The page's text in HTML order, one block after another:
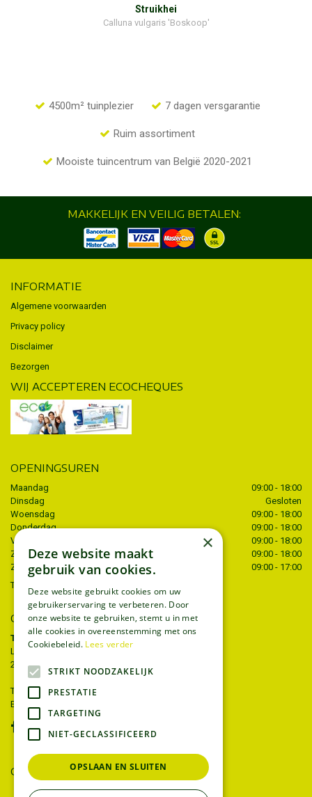
Struikhei
Calluna vulgaris 'Boskoop'
4500m² tuinplezier 7 dagen versgarantie
Ruim assortiment
Mooiste tuincentrum van België 2020-2021
MAKKELIJK EN VEILIG BETALEN:
INFORMATIE
Algemene voorwaarden
Privacy policy
Disclaimer
Bezorgen
WIJ ACCEPTEREN ECOCHEQUES
OPENINGSUREN
Maandag
09:00 - 18:00
Dinsdag
Gesloten
Woensdag
09:00 - 18:00
Donderdag
09:00 - 18:00
Vrijdag
09:00 - 18:00
Zaterdag
09:00 - 18:00
Zondag
09:00 - 17:00
Toon alle openingstijden
CONTACT
Tuincentrum Thiels
Liersesteenweg 68
2221 Heist-op-den-berg
T.
015 22 27 52
E.
GEEF UW MENING
×
Deze website maakt
gebruik van cookies.
Deze website gebruikt cookies om uw
gebruikerservaring te verbeteren. Door
onze website te gebruiken, stemt u in met
alle cookies in overeenstemming met ons
Cookiebeleid. Lees verder
STRIKT NOODZAKELIJK
PRESTATIE
TARGETING
NIET-GECLASSIFICEERD
OPSLAAN EN SLUITEN